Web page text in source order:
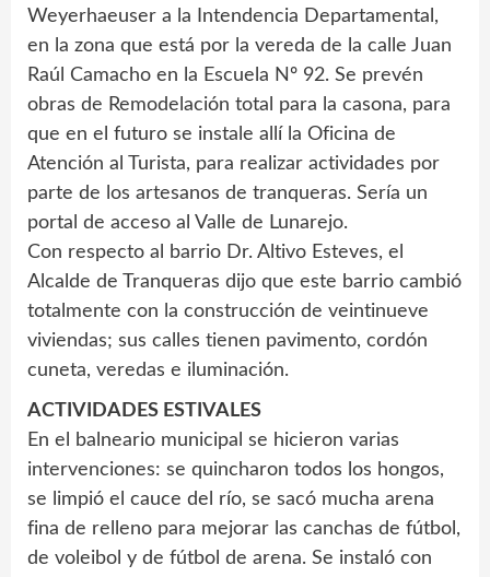
Weyerhaeuser a la Intendencia Departamental,
en la zona que está por la vereda de la calle Juan
Raúl Camacho en la Escuela Nº 92. Se prevén
obras de Remodelación total para la casona, para
que en el futuro se instale allí la Oficina de
Atención al Turista, para realizar actividades por
parte de los artesanos de tranqueras. Sería un
portal de acceso al Valle de Lunarejo.
Con respecto al barrio Dr. Altivo Esteves, el
Alcalde de Tranqueras dijo que este barrio cambió
totalmente con la construcción de veintinueve
viviendas; sus calles tienen pavimento, cordón
cuneta, veredas e iluminación.
ACTIVIDADES ESTIVALES
En el balneario municipal se hicieron varias
intervenciones: se quincharon todos los hongos,
se limpió el cauce del río, se sacó mucha arena
fina de relleno para mejorar las canchas de fútbol,
de voleibol y de fútbol de arena. Se instaló con